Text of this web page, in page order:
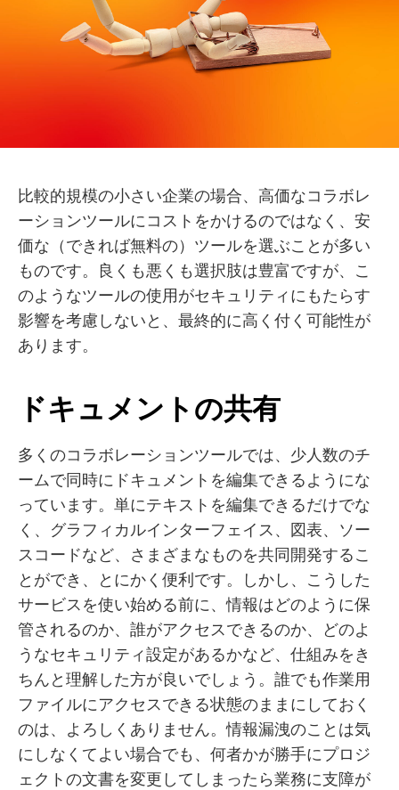
比較的規模の小さい企業の場合、高価なコラボレ
ーションツールにコストをかけるのではなく、安
価な（できれば無料の）ツールを選ぶことが多い
ものです。良くも悪くも選択肢は豊富ですが、こ
のようなツールの使用がセキュリティにもたらす
影響を考慮しないと、最終的に高く付く可能性が
あります。
ドキュメントの共有
多くのコラボレーションツールでは、少人数のチ
ームで同時にドキュメントを編集できるようにな
っています。単にテキストを編集できるだけでな
く、グラフィカルインターフェイス、図表、ソー
スコードなど、さまざまなものを共同開発するこ
とができ、とにかく便利です。しかし、こうした
サービスを使い始める前に、情報はどのように保
管されるのか、誰がアクセスできるのか、どのよ
うなセキュリティ設定があるかなど、仕組みをき
ちんと理解した方が良いでしょう。誰でも作業用
ファイルにアクセスできる状態のままにしておく
のは、よろしくありません。情報漏洩のことは気
にしなくてよい場合でも、何者かが勝手にプロジ
ェクトの文書を変更してしまったら業務に支障が